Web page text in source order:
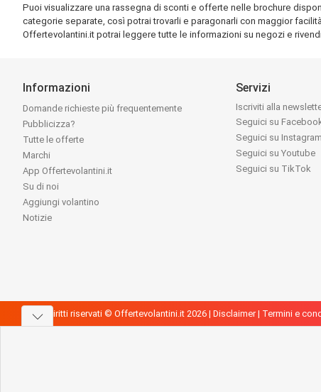
Puoi visualizzare una rassegna di sconti e offerte nelle brochure
categorie separate, così potrai trovarli e paragonarli con maggior
Offertevolantini.it potrai leggere tutte le informazioni su negozi e
Informazioni
Domande richieste più frequentemente
Pubblicizza?
Tutte le offerte
Marchi
App Offertevolantini.it
Su di noi
Aggiungi volantino
Notizie
Servizi
Iscriviti alla
Seguici su
Seguici su Instagram
Seguici su Youtube
Seguici su TikTok
Tutti i diritti riservati © Offertevolantini.it 2026 | Disclaimer| Termini e